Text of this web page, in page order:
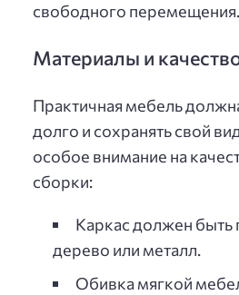
свободного перемещения.
Материалы и
Практичная мебель
долго и сохранять свой
особое внимание на
сборки:
Каркас должен
дерево или металл.
Обивка мягкой